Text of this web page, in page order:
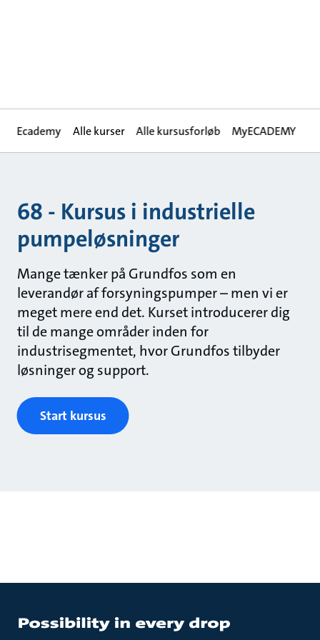
Ecademy Alle kurser Alle kursusforløb MyECADEMY
68 - Kursus i industrielle
pumpeløsninger
Mange tænker på Grundfos som en
leverandør af forsyningspumper – men vi er
meget mere end det. Kurset introducerer dig
til de mange områder inden for
industrisegmentet, hvor Grundfos tilbyder
løsninger og support.
Start kursus